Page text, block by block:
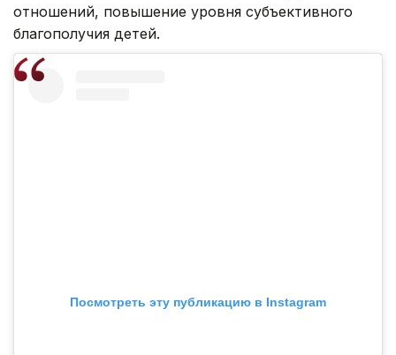
отношений, повышение уровня субъективного
благополучия детей.
Посмотреть эту публикацию в Instagram